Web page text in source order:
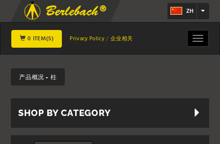
ZH
0 ITEM(S) Privacy Policy 企业相关
Toggle
产品概况 - 柱
SHOP BY CATEGORY